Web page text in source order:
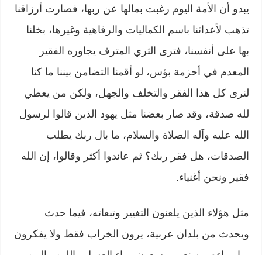
يبدو أن الأمة اليوم رغبت بمالها عن ربها، فصارت أرزاقنا
تذهب لأعدائنا باسم الكماليات والرفاهية وغيرها، بخلنا
بها على أنفسنا، فترى الثري المترف يجاوره الفقير
المعدم في أحزمة بؤس، لو أقمنا التضامن بيننا ما كنا
لنرى كل هذا الفقر والتخلف والجهل، ولكن من يعطي
لله صدقة، وقد صار بعضنا مثل يهود الذين قالوا لرسول
الله عليه وآله الصلاة والسلام، ما بال ربك يطلب
الصدقات، هل فقر ربك؟ ثم عاندوا أكثر وقالوا، إن الله
فقير ونحن أغنياء.
مثل هؤلاء الذين يلعنون التغيير وتبعاته، فيما حدث
ويحدث من بلدان عربية، يرون الخراب فقط ولا يفكرون